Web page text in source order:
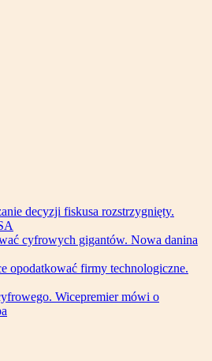
decyzji fiskusa rozstrzygnięty.
cyfrowych gigantów. Nowa danina
opodatkować firmy technologiczne.
Wicepremier mówi o